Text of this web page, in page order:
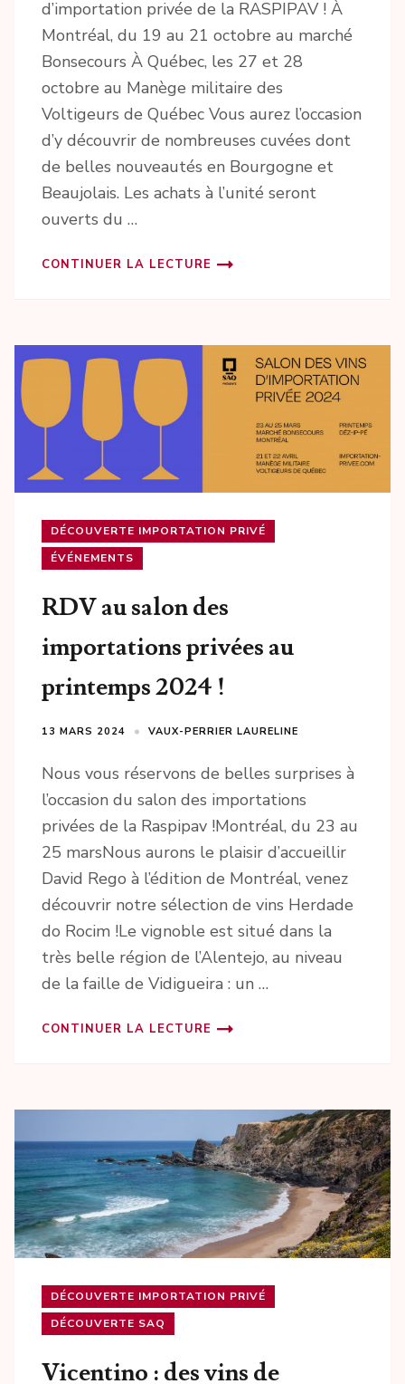
d’importation privée de la RASPIPAV ! À
Montréal, du 19 au 21 octobre au marché
Bonsecours À Québec, les 27 et 28
octobre au Manège militaire des
Voltigeurs de Québec Vous aurez l’occasion
d’y découvrir de nombreuses cuvées dont
de belles nouveautés en Bourgogne et
Beaujolais. Les achats à l’unité seront
ouverts du …
CONTINUER LA LECTURE
DÉCOUVERTE IMPORTATION PRIVÉ
ÉVÉNEMENTS
RDV au salon des
importations privées au
printemps 2024 !
13 MARS 2024 VAUX-PERRIER LAURELINE
Nous vous réservons de belles surprises à
l’occasion du salon des importations
privées de la Raspipav !Montréal, du 23 au
25 marsNous aurons le plaisir d’accueillir
David Rego à l’édition de Montréal, venez
découvrir notre sélection de vins Herdade
do Rocim !Le vignoble est situé dans la
très belle région de l’Alentejo, au niveau
de la faille de Vidigueira : un …
CONTINUER LA LECTURE
DÉCOUVERTE IMPORTATION PRIVÉ
DÉCOUVERTE SAQ
Vicentino : des vins de